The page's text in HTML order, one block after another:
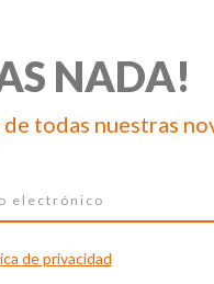
NADA!
todas nuestras
de privacidad